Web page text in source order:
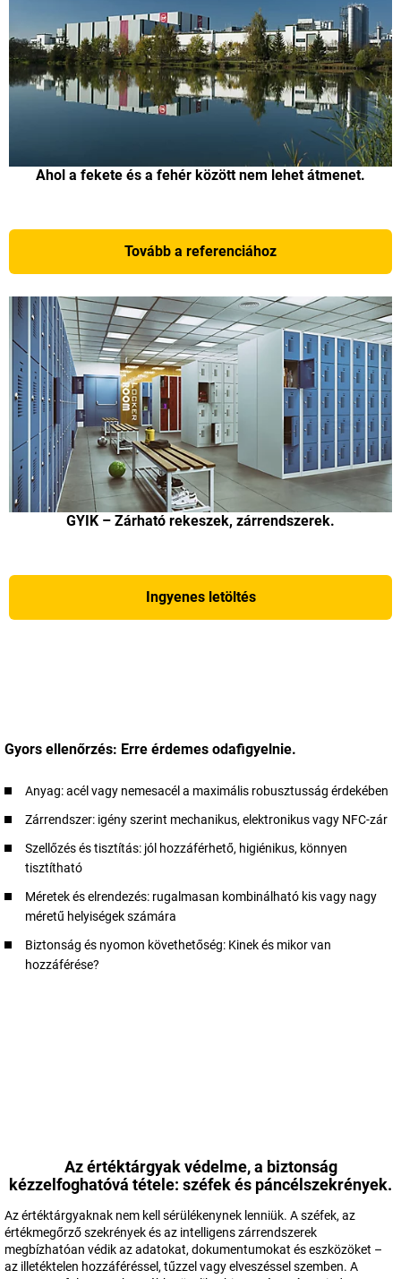
Ahol a fekete és a fehér között nem lehet átmenet.
Tovább a referenciához
GYIK – Zárható rekeszek, zárrendszerek.
Ingyenes letöltés
Gyors ellenőrzés: Erre érdemes odafigyelnie.
Anyag: acél vagy nemesacél a maximális robusztusság érdekében
Zárrendszer: igény szerint mechanikus, elektronikus vagy NFC-zár
Szellőzés és tisztítás: jól hozzáférhető, higiénikus, könnyen
tisztítható
Méretek és elrendezés: rugalmasan kombinálható kis vagy nagy
méretű helyiségek számára
Biztonság és nyomon követhetőség: Kinek és mikor van
hozzáférése?
Az értéktárgyak védelme, a biztonság
kézzelfoghatóvá tétele: széfek és páncélszekrények.
Az értéktárgyaknak nem kell sérülékenynek lenniük. A széfek, az
értékmegőrző szekrények és az intelligens zárrendszerek
megbízhatóan védik az adatokat, dokumentumokat és eszközöket –
az illetéktelen hozzáféréssel, tűzzel vagy elveszéssel szemben. A